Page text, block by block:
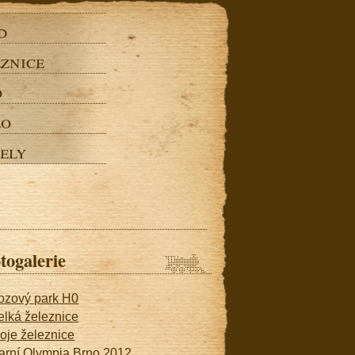
park H0
železnice
železnice